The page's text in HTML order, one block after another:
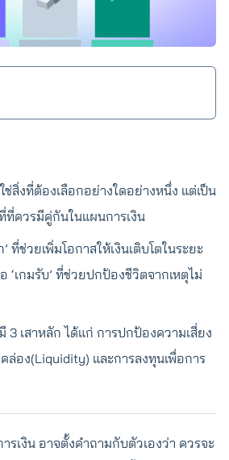
ช่สิ่งที่ต้องเลือกอย่างใดอย่างหนึ่ง แต่เป็น
ที่ควรมีคู่กันในแผนการเงิน
ที่ช่วยเพิ่มโอกาสให้เงินเติบโตในระยะ
เกมรับ’ ที่ช่วยปกป้องชีวิตจากเหตุไม่
3 เสาหลัก ได้แก่ การปกป้องความเสี่ยง
ล่อง(Liquidity) และการลงทุนเพื่อการ
รเงิน อาจตั้งคำถามกับตัวเองว่า ควรจะ